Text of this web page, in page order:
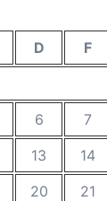
D F
6 7
13 14
20 21